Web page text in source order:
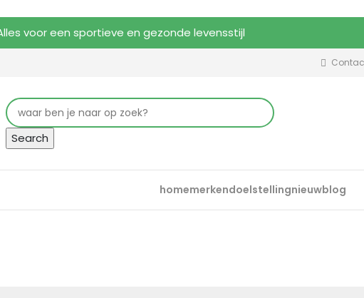
voor een sportieve en gezonde levensstijl
Search
homemerkendoelstellingnieuwblog